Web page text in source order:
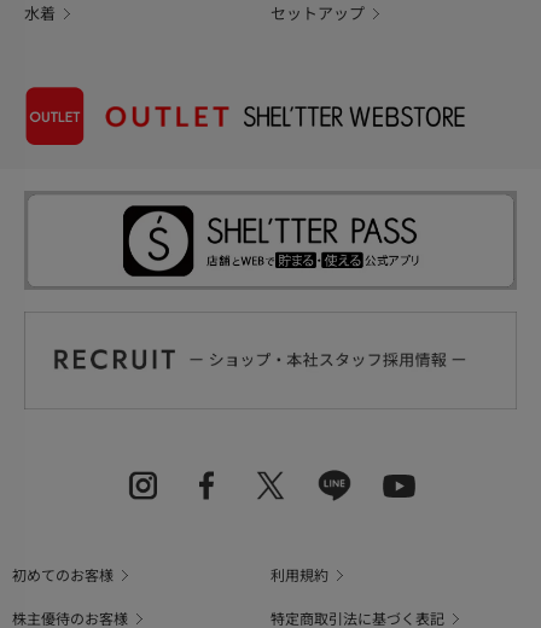
水着 セットアップ
初めてのお客様
利用規約
株主優待のお客様
特定商取引法に基づく表記